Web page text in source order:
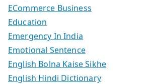
ECommerce Business
Education
Emergency In India
Emotional Sentence
English Bolna Kaise Sikhe
English Hindi Dictionary